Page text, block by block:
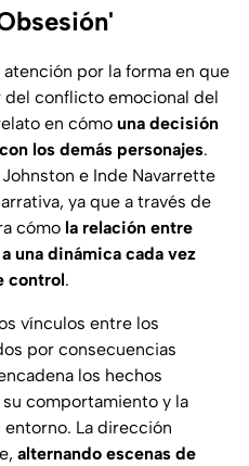
por la forma en que
conflicto emocional del
en cómo una decisión
los demás personajes.
e Inde Navarrette
ya que a través de
cómo la relación entre
una dinámica cada vez
control.
vínculos entre los
por consecuencias
los hechos
comportamiento y la
entorno. La dirección
alternando escenas de